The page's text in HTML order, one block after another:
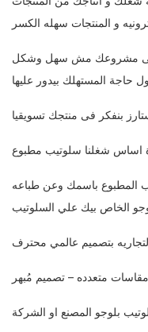
و المنتجات سهله الكسر
فى مشروعك مش سهل وشكل
حاجة المستهلك بيدور عليها
بنفكر فى منتجك تسويقيا
اساس شغلنا سلوتيب مطبوع
المطبوع باسمك وعن طباعه
الخاص بيك علي السلوتيب
بتصميم عالمي محترف
متعدده – تصميم مُبهر
بلوجو المصنع او الشركة